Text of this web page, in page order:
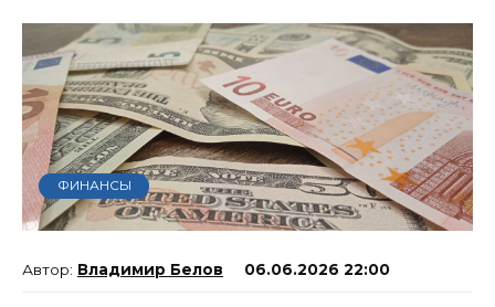
ФИНАНСЫ
Владимир Белов 06.06.2026 22:00